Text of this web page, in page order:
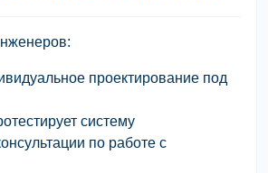
проектирование под
систему
по работе с